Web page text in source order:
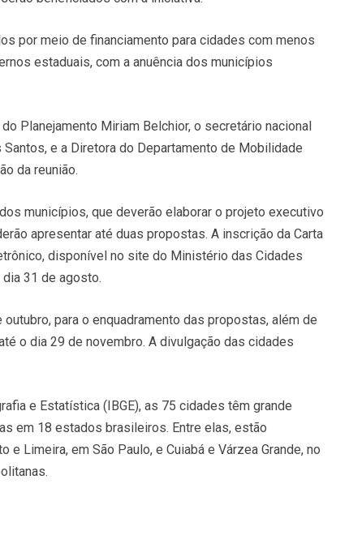
por meio de financiamento para cidades com menos
estaduais, com a anuência dos municípios
Planejamento Miriam Belchior, o secretário nacional
e a Diretora do Departamento de Mobilidade
da reunião.
municípios, que deverão elaborar o projeto executivo
apresentar até duas propostas. A inscrição da Carta
disponível no site do Ministério das Cidades
31 de agosto.
para o enquadramento das propostas, além de
o dia 29 de novembro. A divulgação das cidades
e Estatística (IBGE), as 75 cidades têm grande
em 18 estados brasileiros. Entre elas, estão
e Limeira, em São Paulo, e Cuiabá e Várzea Grande, no